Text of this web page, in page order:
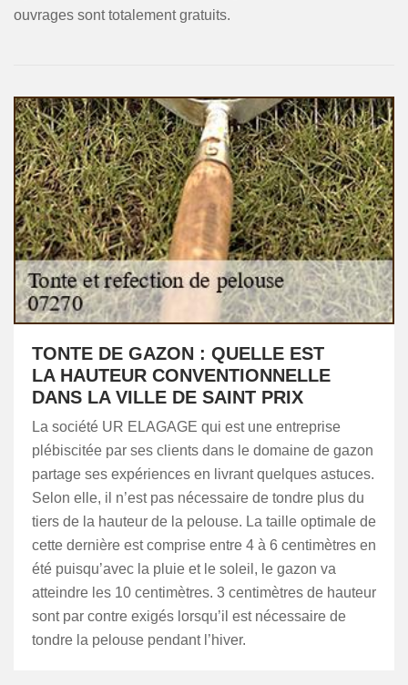
ouvrages sont totalement gratuits.
TONTE DE GAZON : QUELLE EST
LA HAUTEUR CONVENTIONNELLE
DANS LA VILLE DE SAINT PRIX
La société UR ELAGAGE qui est une entreprise
plébiscitée par ses clients dans le domaine de gazon
partage ses expériences en livrant quelques astuces.
Selon elle, il n’est pas nécessaire de tondre plus du
tiers de la hauteur de la pelouse. La taille optimale de
cette dernière est comprise entre 4 à 6 centimètres en
été puisqu’avec la pluie et le soleil, le gazon va
atteindre les 10 centimètres. 3 centimètres de hauteur
sont par contre exigés lorsqu’il est nécessaire de
tondre la pelouse pendant l’hiver.